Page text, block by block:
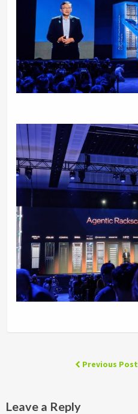
Previous Post
Leave a Reply